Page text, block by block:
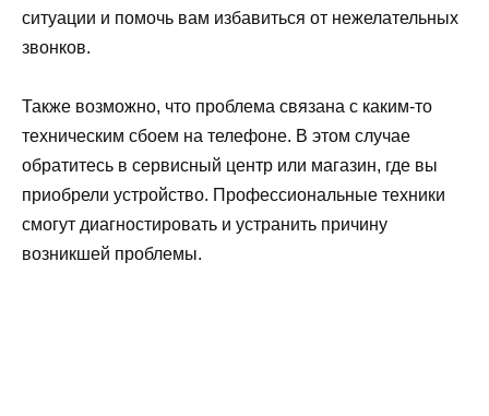
ситуации и помочь вам избавиться от нежелательных
звонков.
Также возможно, что проблема связана с каким-то
техническим сбоем на телефоне. В этом случае
обратитесь в сервисный центр или магазин, где вы
приобрели устройство. Профессиональные техники
смогут диагностировать и устранить причину
возникшей проблемы.